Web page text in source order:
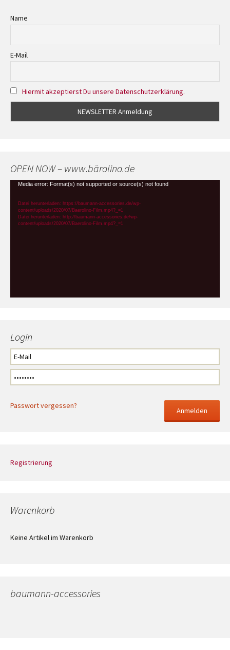
Name
E-Mail
Hiermit akzeptierst Du unsere Datenschutzerklärung.
OPEN NOW – www.bärolino.de
Video-
Media error: Format(s) not supported or source(s) not found
Datei herunterladen: https://baumann-accessories.de/wp-
content/uploads/2020/07/Baerolino-Film.mp4?_=1
Datei herunterladen: http://baumann-accessories.de/wp-
content/uploads/2020/07/Baerolino-Film.mp4?_=1
Login
Passwort vergessen?
Registrierung
Warenkorb
Keine Artikel im Warenkorb
baumann-accessories